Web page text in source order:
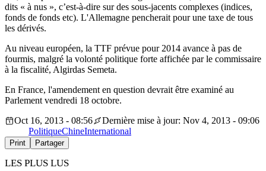
dits « à nus », c’est-à-dire sur des sous-jacents complexes (indices,
fonds de fonds etc). L'Allemagne pencherait pour une taxe de tous
les dérivés.
Au niveau européen, la TTF prévue pour 2014 avance à pas de
fourmis, malgré la volonté politique forte affichée par le commissaire
à la fiscalité, Algirdas Semeta.
En France, l'amendement en question devrait être examiné au
Parlement vendredi 18 octobre.
Oct 16, 2013 - 08:56
Dernière mise à jour: Nov 4, 2013 - 09:06
PolitiqueChineInternational
Print Partager
LES PLUS LUS